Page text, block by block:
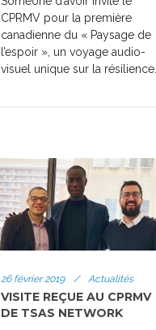
CPRMV pour la première
canadienne du « Paysage de
l’espoir », un voyage audio-
visuel unique sur la résilience.
26 février 2019 / Actualités
VISITE REÇUE AU CPRMV
DE TSAS NETWORK